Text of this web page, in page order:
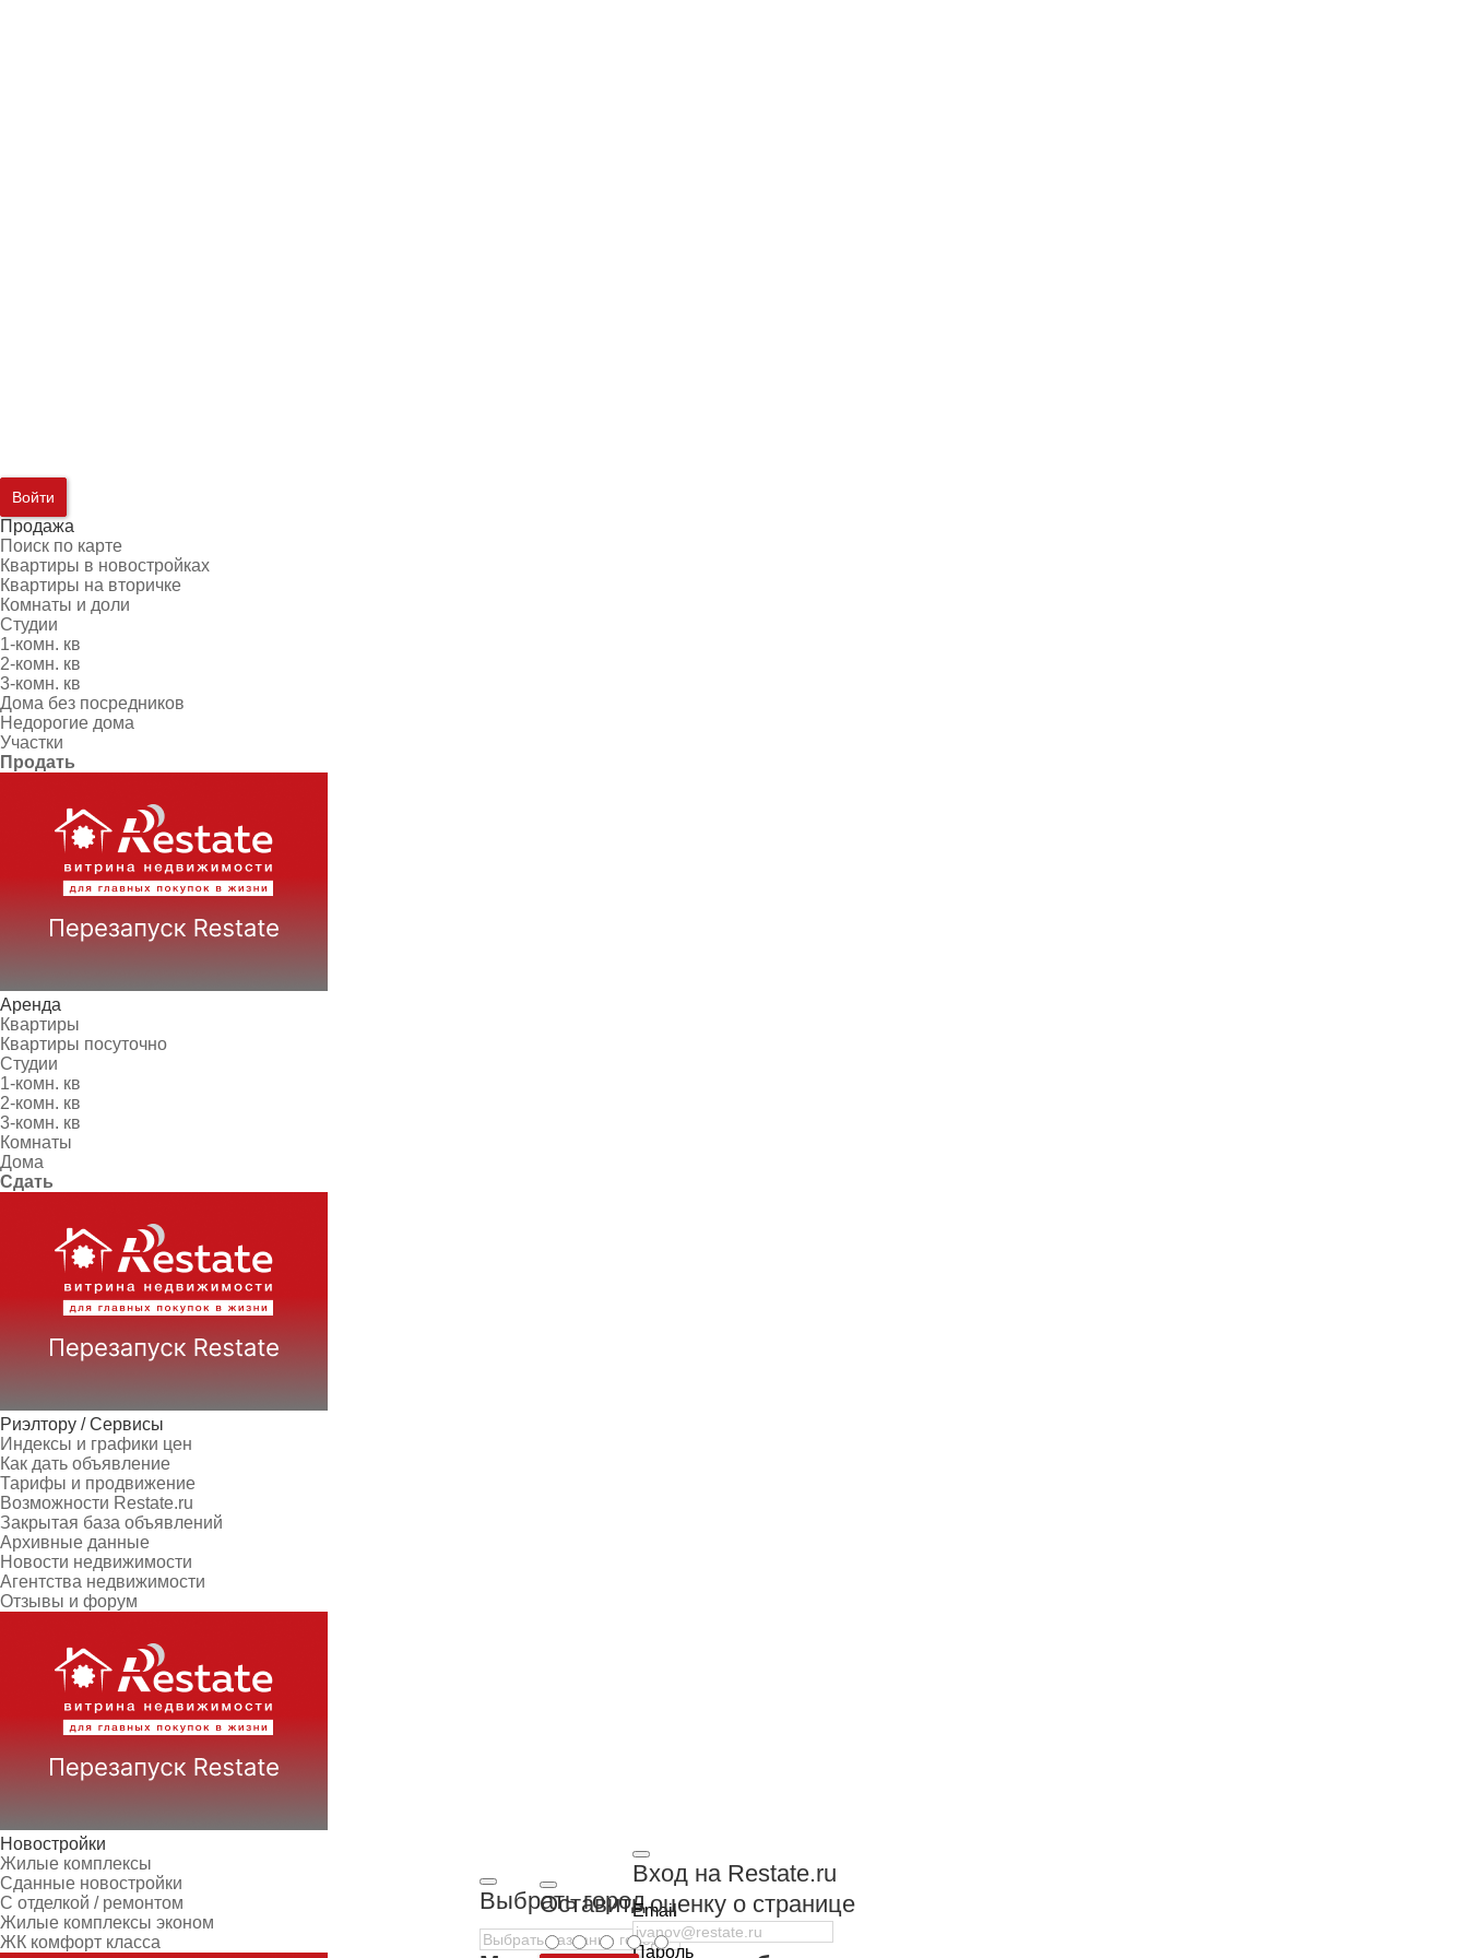
Войти
Продажа
Поиск по карте
Квартиры в новостройках
Квартиры на вторичке
Комнаты и доли
Студии
1-комн. кв
2-комн. кв
3-комн. кв
Дома без посредников
Недорогие дома
Участки
Продать
Аренда
Квартиры
Квартиры посуточно
Студии
1-комн. кв
2-комн. кв
3-комн. кв
Комнаты
Дома
Сдать
Риэлтору / Сервисы
Индексы и графики цен
Как дать объявление
Тарифы и продвижение
Возможности Restate.ru
Закрытая база объявлений
Архивные данные
Новости недвижимости
Агентства недвижимости
Отзывы и форум
Новостройки
Жилые комплексы
Сданные новостройки
С отделкой / ремонтом
Жилые комплексы эконом
ЖК комфорт класса
Выбрать город
Вход на Restate.ru
Email
Пароль
Оставить оценку о странице